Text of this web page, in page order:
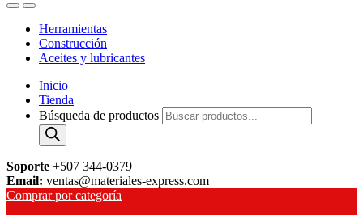
Herramientas
Construcción
Aceites y lubricantes
Inicio
Tienda
Búsqueda de productos
Soporte +507 344-0379
Email: ventas@materiales-express.com
Comprar por categoría